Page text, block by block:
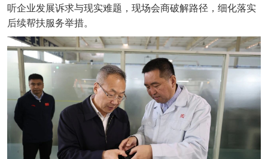
听企业发展诉求与现实难题，现场会商破解路径，细化落实
后续帮扶服务举措。